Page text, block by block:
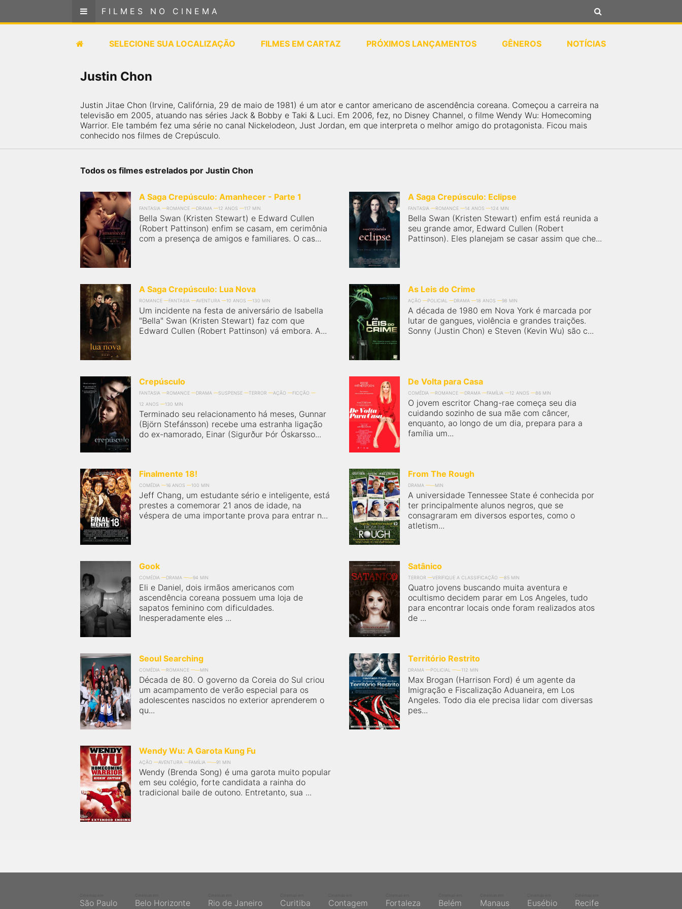
FILMES NO CINEMA
SELECIONE SUA LOCALIZAÇÃO FILMES EM CARTAZ PRÓXIMOS LANÇAMENTOS GÊNEROS NOTÍCIAS
Justin Chon
Justin Jitae Chon (Irvine, Califórnia, 29 de maio de 1981) é um ator e cantor americano de ascendência coreana. Começou a carreira na
televisão em 2005, atuando nas séries Jack & Bobby e Taki & Luci. Em 2006, fez, no Disney Channel, o filme Wendy Wu: Homecoming
Warrior. Ele também fez uma série no canal Nickelodeon, Just Jordan, em que interpreta o melhor amigo do protagonista. Ficou mais
conhecido nos filmes de Crepúsculo.
Todos os filmes estrelados por Justin Chon
A Saga Crepúsculo: Amanhecer - Parte 1
FANTASIA ROMANCE DRAMA 12 ANOS 117 MIN
Bella Swan (Kristen Stewart) e Edward Cullen
(Robert Pattinson) enfim se casam, em cerimônia
com a presença de amigos e familiares. O cas...
A Saga Crepúsculo: Eclipse
FANTASIA ROMANCE 14 ANOS 124 MIN
Bella Swan (Kristen Stewart) enfim está reunida a
seu grande amor, Edward Cullen (Robert
Pattinson). Eles planejam se casar assim que che...
A Saga Crepúsculo: Lua Nova
ROMANCE FANTASIA AVENTURA 10 ANOS 130 MIN
Um incidente na festa de aniversário de Isabella
"Bella" Swan (Kristen Stewart) faz com que
Edward Cullen (Robert Pattinson) vá embora. A...
As Leis do Crime
AÇÃO POLICIAL DRAMA 18 ANOS 98 MIN
A década de 1980 em Nova York é marcada por
lutar de gangues, violência e grandes traições.
Sonny (Justin Chon) e Steven (Kevin Wu) são c...
Crepúsculo
FANTASIA ROMANCE DRAMA SUSPENSE TERROR AÇÃO
FICÇÃO
12 ANOS
130 MIN
Terminado seu relacionamento há meses, Gunnar
(Björn Stefánsson) recebe uma estranha ligação
do ex-namorado, Einar (Sigurður Þór Óskarsso...
De Volta para Casa
COMÉDIA ROMANCE DRAMA FAMÍLIA 12 ANOS 86 MIN
O jovem escritor Chang-rae começa seu dia
cuidando sozinho de sua mãe com câncer,
enquanto, ao longo de um dia, prepara para a
família um...
Finalmente 18!
COMÉDIA 16 ANOS 100 MIN
Jeff Chang, um estudante sério e inteligente, está
prestes a comemorar 21 anos de idade, na
véspera de uma importante prova para entrar n...
From The Rough
DRAMA MIN
A universidade Tennessee State é conhecida por
ter principalmente alunos negros, que se
consagraram em diversos esportes, como o
atletism...
Gook
COMÉDIA DRAMA 94 MIN
Eli e Daniel, dois irmãos americanos com
ascendência coreana possuem uma loja de
sapatos feminino com dificuldades.
Inesperadamente eles ...
Satânico
TERROR VERIFIQUE A CLASSIFICAÇÃO 85 MIN
Quatro jovens buscando muita aventura e
ocultismo decidem parar em Los Angeles, tudo
para encontrar locais onde foram realizados atos
de ...
Seoul Searching
COMÉDIA ROMANCE MIN
Década de 80. O governo da Coreia do Sul criou
um acampamento de verão especial para os
adolescentes nascidos no exterior aprenderem o
qu...
Território Restrito
DRAMA POLICIAL 112 MIN
Max Brogan (Harrison Ford) é um agente da
Imigração e Fiscalização Aduaneira, em Los
Angeles. Todo dia ele precisa lidar com diversas
pes...
Wendy Wu: A Garota Kung Fu
AÇÃO AVENTURA FAMÍLIA 91 MIN
Wendy (Brenda Song) é uma garota muito popular
em seu colégio, forte candidata a rainha do
tradicional baile de outono. Entretanto, sua ...
São Paulo Belo Horizonte Rio de Janeiro Curitiba Contagem Fortaleza Belém Manaus Eusébio Recife
FILMES NO CINEMA
SELECIONE SUA LOCALIZAÇÃO
NOTÍCIAS
PÁGINA INICIAL
é o maior localizador de
filmes e sessões de cinema no Brasil. Através dele,
você pode encontrar os filmes no cinema mais
próximos a você ou a qualquer cidade em território
brasileiro. Você pode também acessar informações
sobre cinemas, horários, assistir aos trailers e muito